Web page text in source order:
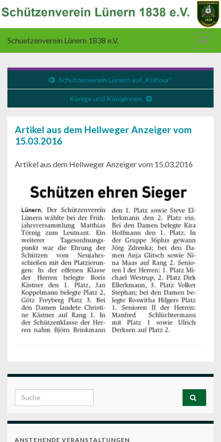
Schuetzenverein Lünern 1838 e.V.
Schützenverein Lünern auf „Kultour“
Könige und Königinnen
Artikel aus dem Hellweger Anzeiger vom
15.03.2016
Artikel aus dem Hellweger Anzeiger vom 15.03.2016
Search for:
ANSTEHENDE VERANSTALTUNGEN